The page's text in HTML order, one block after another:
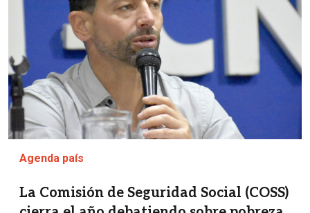
Agenda país
La Comisión de Seguridad Social (COSS)